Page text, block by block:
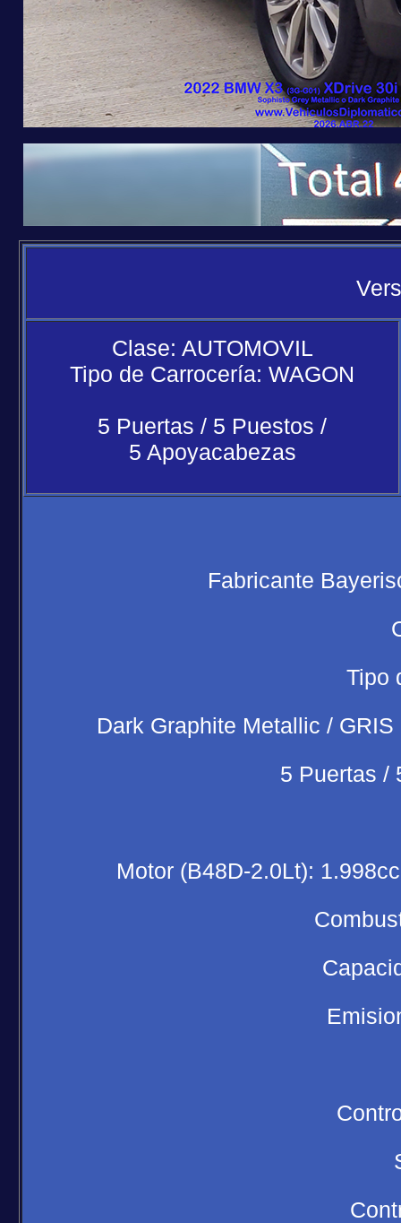
Clase: AUTOMOVIL
Tipo de Carrocería: WAGON
5 Puertas / 5 Puestos /
5 Apoyacabezas
Fabricante
Tipo
Dark Graphite Metallic /
5 Puertas /
Motor (B48D-2.0Lt):